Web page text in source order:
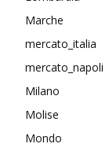
Marche
mercato_italia
mercato_napoli
Milano
Molise
Mondo